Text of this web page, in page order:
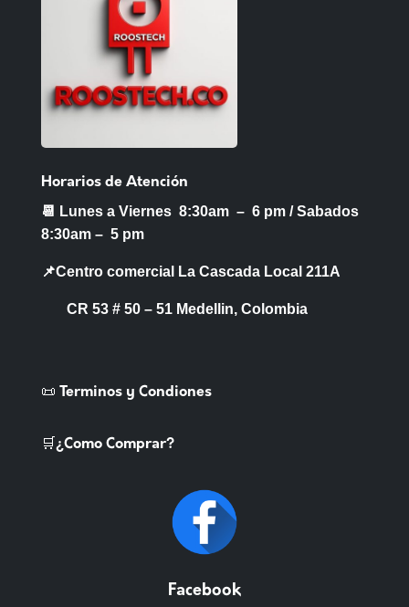
Horarios de Atención
📆 Lunes a Viernes 8:30am – 6 pm /Sabados
8:30am – 5 pm
📌Centro comercial La Cascada Local 211A
CR 53 # 50 – 51 Medellin, Colombia
📜 Terminos y Condiones
🛒¿Como Comprar?
Facebook